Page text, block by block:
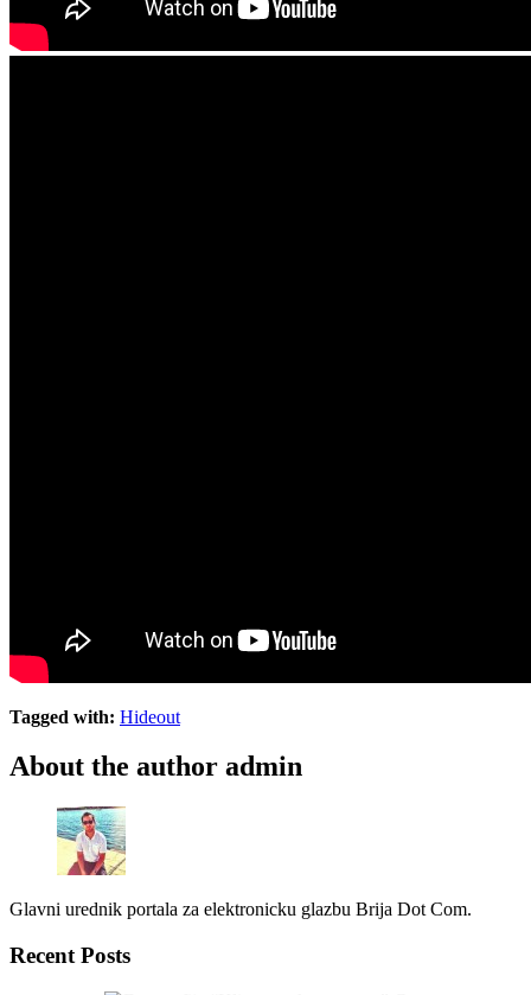
Tagged with: Hideout
About the author admin
Glavni urednik portala za elektronicku glazbu Brija Dot Com.
Recent Posts